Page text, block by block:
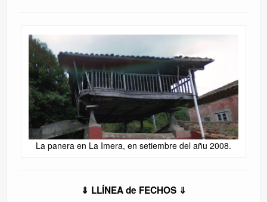
La panera en La Imera, en setiembre del añu 2008.
⇓ LLÍNEA de FECHOS ⇓